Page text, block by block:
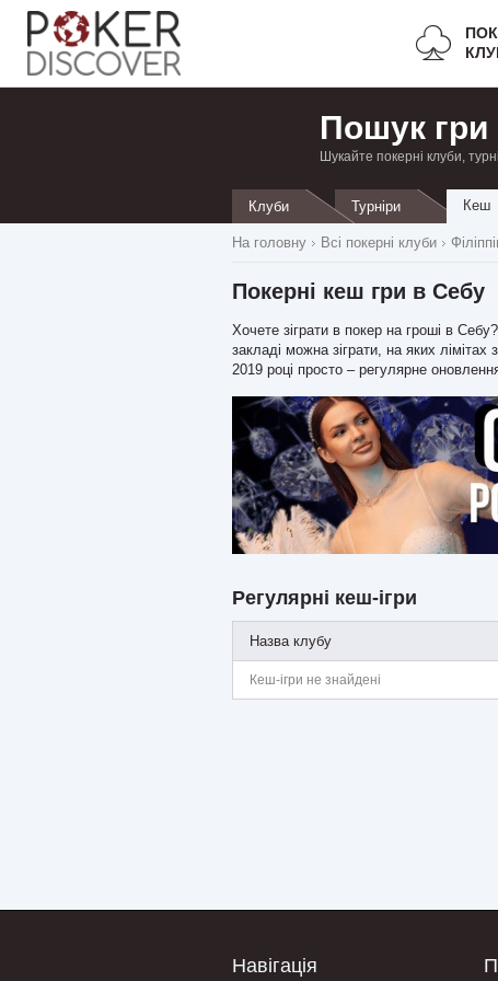
Пошук гри
Шукайте покерні клуби,
Клуби Турніри Кеш
На головну Всі покерні клуби
Покерні кеш гри в Себу
Хочете зіграти в покер на гроші в
закладі можна зіграти, на яких
2019 році просто – регулярне
Регулярні кеш-ігри
Назва клубу
Кеш-ігри не знайдені
Навігація